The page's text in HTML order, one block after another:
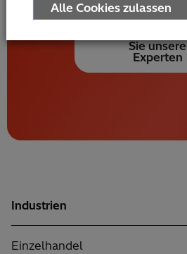
Sie unsere
Experten
Industrien
Einzelhandel
Alle Cookies zulassen